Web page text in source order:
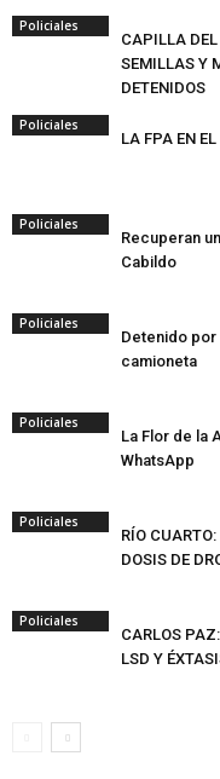
Policiales
CAPILLA DEL
SEMILLAS Y
DETENIDOS
Policiales
LA FPA EN
Policiales
Recuperan
Cabildo
Policiales
Detenido
camioneta
Policiales
La Flor de la
WhatsApp
Policiales
RÍO
DOSIS DE
Policiales
CARLOS
LSD Y